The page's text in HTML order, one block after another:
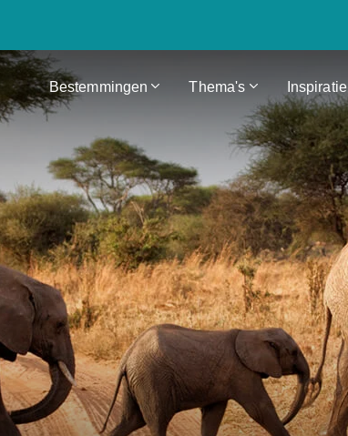
Bestemmingen Thema's Inspiratie